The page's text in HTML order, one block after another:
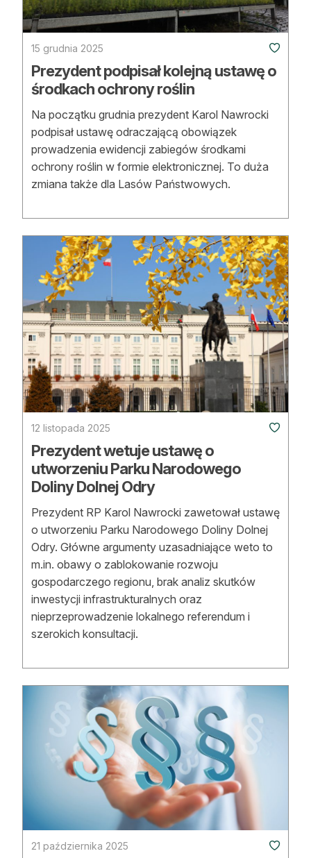
15 grudnia 2025
Prezydent podpisał kolejną ustawę o
środkach ochrony roślin
Na początku grudnia prezydent Karol Nawrocki
podpisał ustawę odraczającą obowiązek
prowadzenia ewidencji zabiegów środkami
ochrony roślin w formie elektronicznej. To duża
zmiana także dla Lasów Państwowych.
12 listopada 2025
Prezydent wetuje ustawę o
utworzeniu Parku Narodowego
Doliny Dolnej Odry
Prezydent RP Karol Nawrocki zawetował ustawę
o utworzeniu Parku Narodowego Doliny Dolnej
Odry. Główne argumenty uzasadniające weto to
m.in. obawy o zablokowanie rozwoju
gospodarczego regionu, brak analiz skutków
inwestycji infrastrukturalnych oraz
nieprzeprowadzenie lokalnego referendum i
szerokich konsultacji.
21 października 2025